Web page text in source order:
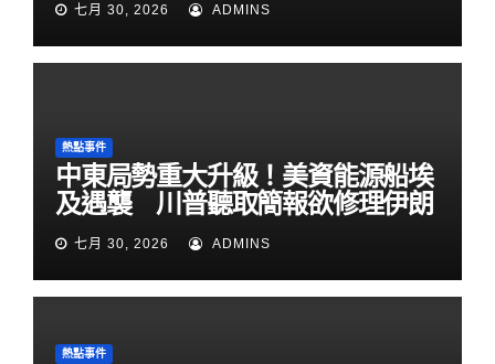
七月 30, 2026 ADMINS
熱點事件
中東局勢重大升級！美資能源船埃
及遇襲 川普聽取簡報欲修理伊朗
七月 30, 2026 ADMINS
熱點事件